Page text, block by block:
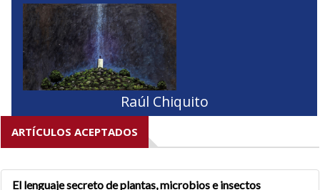
Raúl Chiquito
ARTÍCULOS ACEPTADOS
El lenguaje secreto de plantas, microbios e insectos